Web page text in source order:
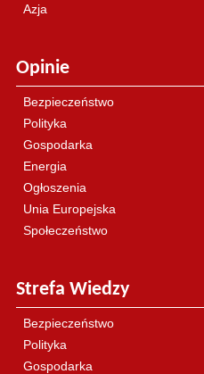
Azja
Opinie
Bezpieczeństwo
Polityka
Gospodarka
Energia
Ogłoszenia
Unia Europejska
Społeczeństwo
Strefa Wiedzy
Bezpieczeństwo
Polityka
Gospodarka